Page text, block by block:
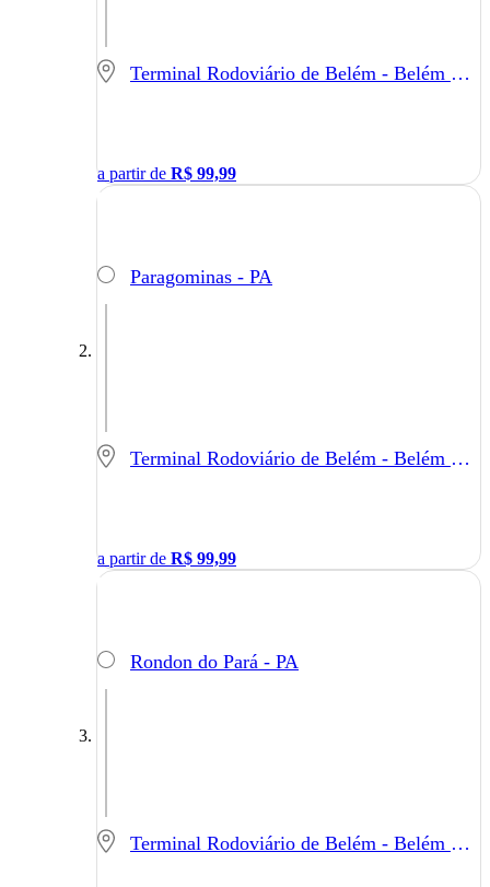
Terminal Rodoviário de Belém - Belém - PA
a partir de R$ 99,99
Paragominas - PA
Terminal Rodoviário de Belém - Belém - PA
a partir de R$ 99,99
Rondon do Pará - PA
Terminal Rodoviário de Belém - Belém - PA